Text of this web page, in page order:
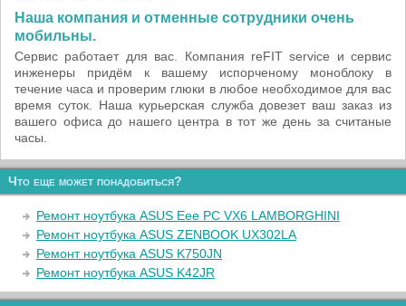
Наша компания и отменные сотрудники очень
мобильны.
Сервис работает для вас. Компания reFIT service и сервис
инженеры придём к вашему испорченому моноблоку в
течение часа и проверим глюки в любое необходимое для вас
время суток. Наша курьерская служба довезет ваш заказ из
вашего офиса до нашего центра в тот же день за считаные
часы.
Что еще может понадобиться?
Ремонт ноутбука ASUS Eee PC VX6 LAMBORGHINI
Ремонт ноутбука ASUS ZENBOOK UX302LA
Ремонт ноутбука ASUS K750JN
Ремонт ноутбука ASUS K42JR